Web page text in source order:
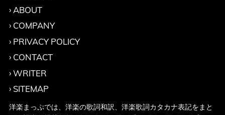
ABOUT
COMPANY
PRIVACY POLICY
CONTACT
WRITER
SITEMAP
洋楽まっぷでは、洋楽の歌詞和訳、洋楽歌詞カタカナ表記をまと